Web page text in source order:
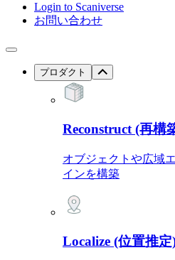
Login to Scaniverse
お問い合わせ
プロダクト
Reconstruct (再構
オブジェクトや広域
インを構築
Localize (位置推定